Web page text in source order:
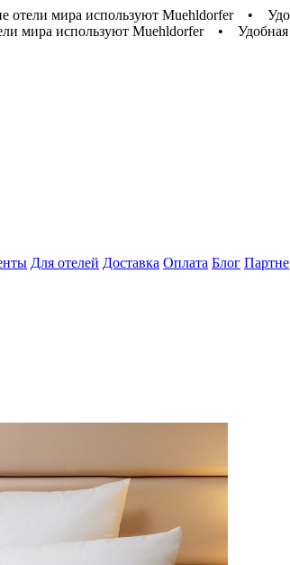
отели мира используют Muehldorfer •
мира используют Muehldorfer •
Для отелей Доставка Оплата Блог